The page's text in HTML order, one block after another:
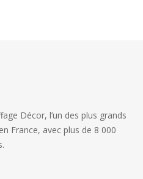
Décor, l’un des plus grands
France, avec plus de 8 000